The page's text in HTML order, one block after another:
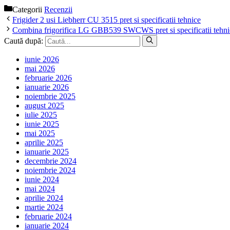
Categorii Recenzii
Frigider 2 usi Liebherr CU 3515 pret si specificatii tehnice
Combina frigorifica LG GBB539 SWCWS pret si specificatii
Caută după:
iunie 2026
mai 2026
februarie 2026
ianuarie 2026
noiembrie 2025
august 2025
iulie 2025
iunie 2025
mai 2025
aprilie 2025
ianuarie 2025
decembrie 2024
noiembrie 2024
iunie 2024
mai 2024
aprilie 2024
martie 2024
februarie 2024
ianuarie 2024